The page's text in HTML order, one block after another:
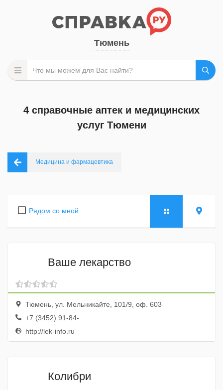
Тюмень
4 справочные аптек и медицинских
услуг Тюмени
Медицина и фармацевтика
Рядом со мной
Ваше лекарство
Тюмень, ул. Мельникайте, 101/9, оф. 603
+7 (3452) 91-84-...
http://lek-info.ru
Колибри